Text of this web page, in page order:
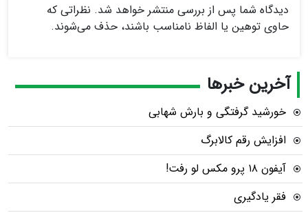
دیدگاه شما پس از بررسی منتشر خواهد شد. نظراتی که
حاوی توهین یا الفاظ نامناسب باشند، حذف می‌شوند.
آخرین خبرها
خورشید گرفتگی و بارش شهابی
افزایش رقم کالابرگ
آیفون ۱۸ پرو مکس لو رفت!
فقر یادگیری